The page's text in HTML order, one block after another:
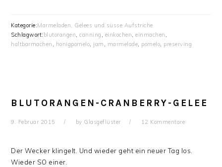
Kategorie:Marmeladen, Gelees und süsse Aufstriche
Schlagwort: blutorangen,canning , einkochen,einmachen ,
haltbarmachen , honigpomelo, jam , marmelade, pomelo, preserving
BLUTORANGEN-CRANBERRY-GELEE
9. Februar 2015 by Glasgeflüster 12 Kommentare
Der Wecker klingelt. Und wieder geht ein neuer Tag los.
Wieder SO einer.